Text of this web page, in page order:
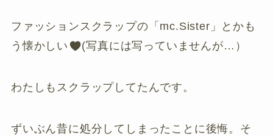
ファッションスクラップの「mc.Sister」とかも
う懐かしい
(写真には写っていませんが…）
わたしもスクラップしてたんです。
ずいぶん昔に処分してしまったことに後悔。そ